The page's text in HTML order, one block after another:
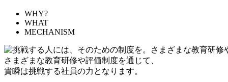
WHY?
WHAT
MECHANISM
さまざまな教育研修や評価制度を通じて、
貴瞬は挑戦する社員の力となります。